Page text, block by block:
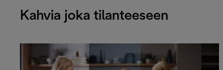
Kahvia joka tilanteeseen